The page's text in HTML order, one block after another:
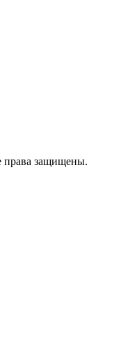
защищены.